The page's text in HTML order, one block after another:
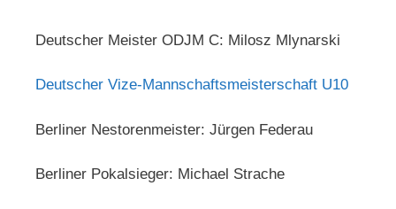
Deutscher Meister ODJM C: Milosz Mlynarski
Deutscher Vize-Mannschaftsmeisterschaft U10
Berliner Nestorenmeister: Jürgen Federau
Berliner Pokalsieger: Michael Strache